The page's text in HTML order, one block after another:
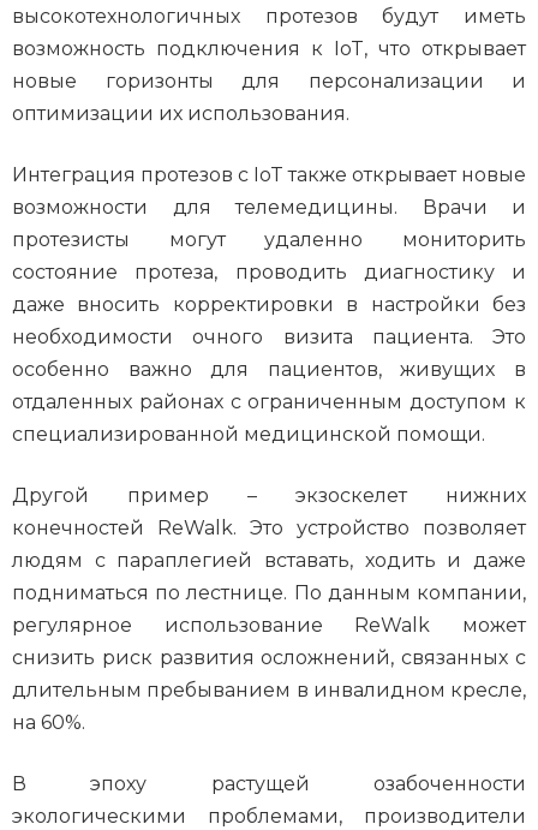
высокотехнологичных протезов будут иметь
возможность подключения к IoT, что открывает
новые горизонты для персонализации и
оптимизации их использования.
Интеграция протезов с IoT также открывает новые
возможности для телемедицины. Врачи и
протезисты могут удаленно мониторить
состояние протеза, проводить диагностику и
даже вносить корректировки в настройки без
необходимости очного визита пациента. Это
особенно важно для пациентов, живущих в
отдаленных районах с ограниченным доступом к
специализированной медицинской помощи.
Другой пример – экзоскелет нижних
конечностей ReWalk. Это устройство позволяет
людям с параплегией вставать, ходить и даже
подниматься по лестнице. По данным компании,
регулярное использование ReWalk может
снизить риск развития осложнений, связанных с
длительным пребыванием в инвалидном кресле,
на 60%.
В эпоху растущей озабоченности
экологическими проблемами, производители